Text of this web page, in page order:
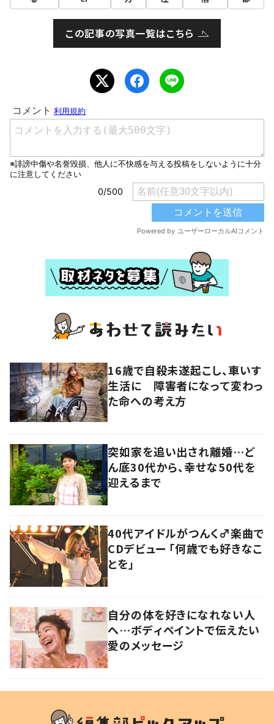
この記事の写真一覧はこちら
16歳で自殺未遂起こし、車いす
生活に 障害者になって変わっ
た命への考え方
突如家を追い出され離婚…ど
ん底30代から、幸せな50代を
迎えるまで
40代アイドルがつんく♂楽曲で
CDデビュー 「何歳でも好きなこ
とを」
自分の体を好きになれない人
へ…ボディペイントで伝えたい
愛のメッセージ